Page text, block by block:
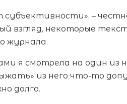
субъективности», –
взгляд, некоторые
журнала.
я смотрела на один из
из него что-то
долго.